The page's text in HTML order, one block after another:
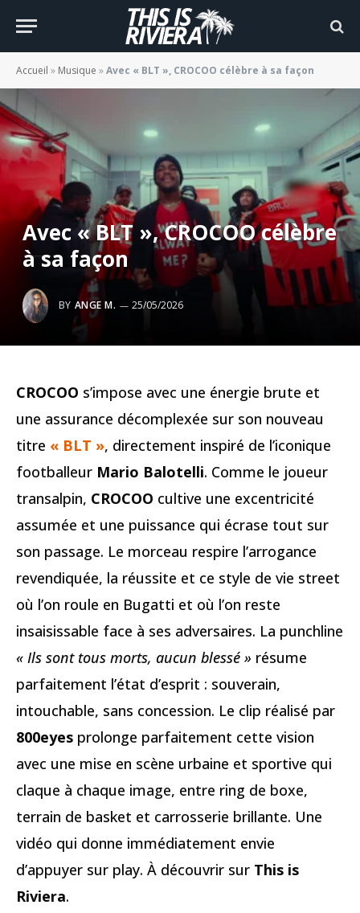
Accueil » Musique »Avec « BLT », CROCOO célèbre à sa façon
Avec « BLT », CROCOO célèbre
à sa façon
BY ANGE M. 25/05/2026
CROCOO s’impose avec une énergie brute et
une assurance décomplexée sur son nouveau
titre « BLT », directement inspiré de l’iconique
footballeur Mario Balotelli. Comme le joueur
transalpin, CROCOO cultive une excentricité
assumée et une puissance qui écrase tout sur
son passage. Le morceau respire l’arrogance
revendiquée, la réussite et ce style de vie street
où l’on roule en Bugatti et où l’on reste
insaisissable face à ses adversaires. La punchline
« Ils sont tous morts, aucun blessé » résume
parfaitement l’état d’esprit : souverain,
intouchable, sans concession. Le clip réalisé par
800eyes prolonge parfaitement cette vision
avec une mise en scène urbaine et sportive qui
claque à chaque image, entre ring de boxe,
terrain de basket et carrosserie brillante. Une
vidéo qui donne immédiatement envie
d’appuyer sur play. À découvrir sur This is
Riviera.